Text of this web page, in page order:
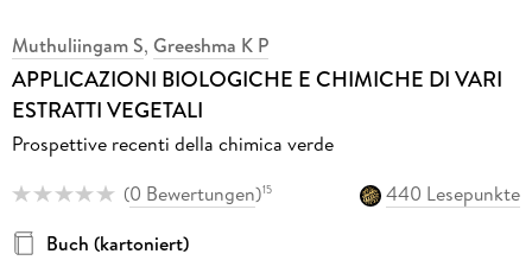
Muthuliingam S, Greeshma K P
APPLICAZIONI BIOLOGICHE E CHIMICHE DI VARI
ESTRATTI VEGETALI
Prospettive recenti della chimica verde
(0 Bewertungen)15
440 Lesepunkte
Buch (kartoniert)